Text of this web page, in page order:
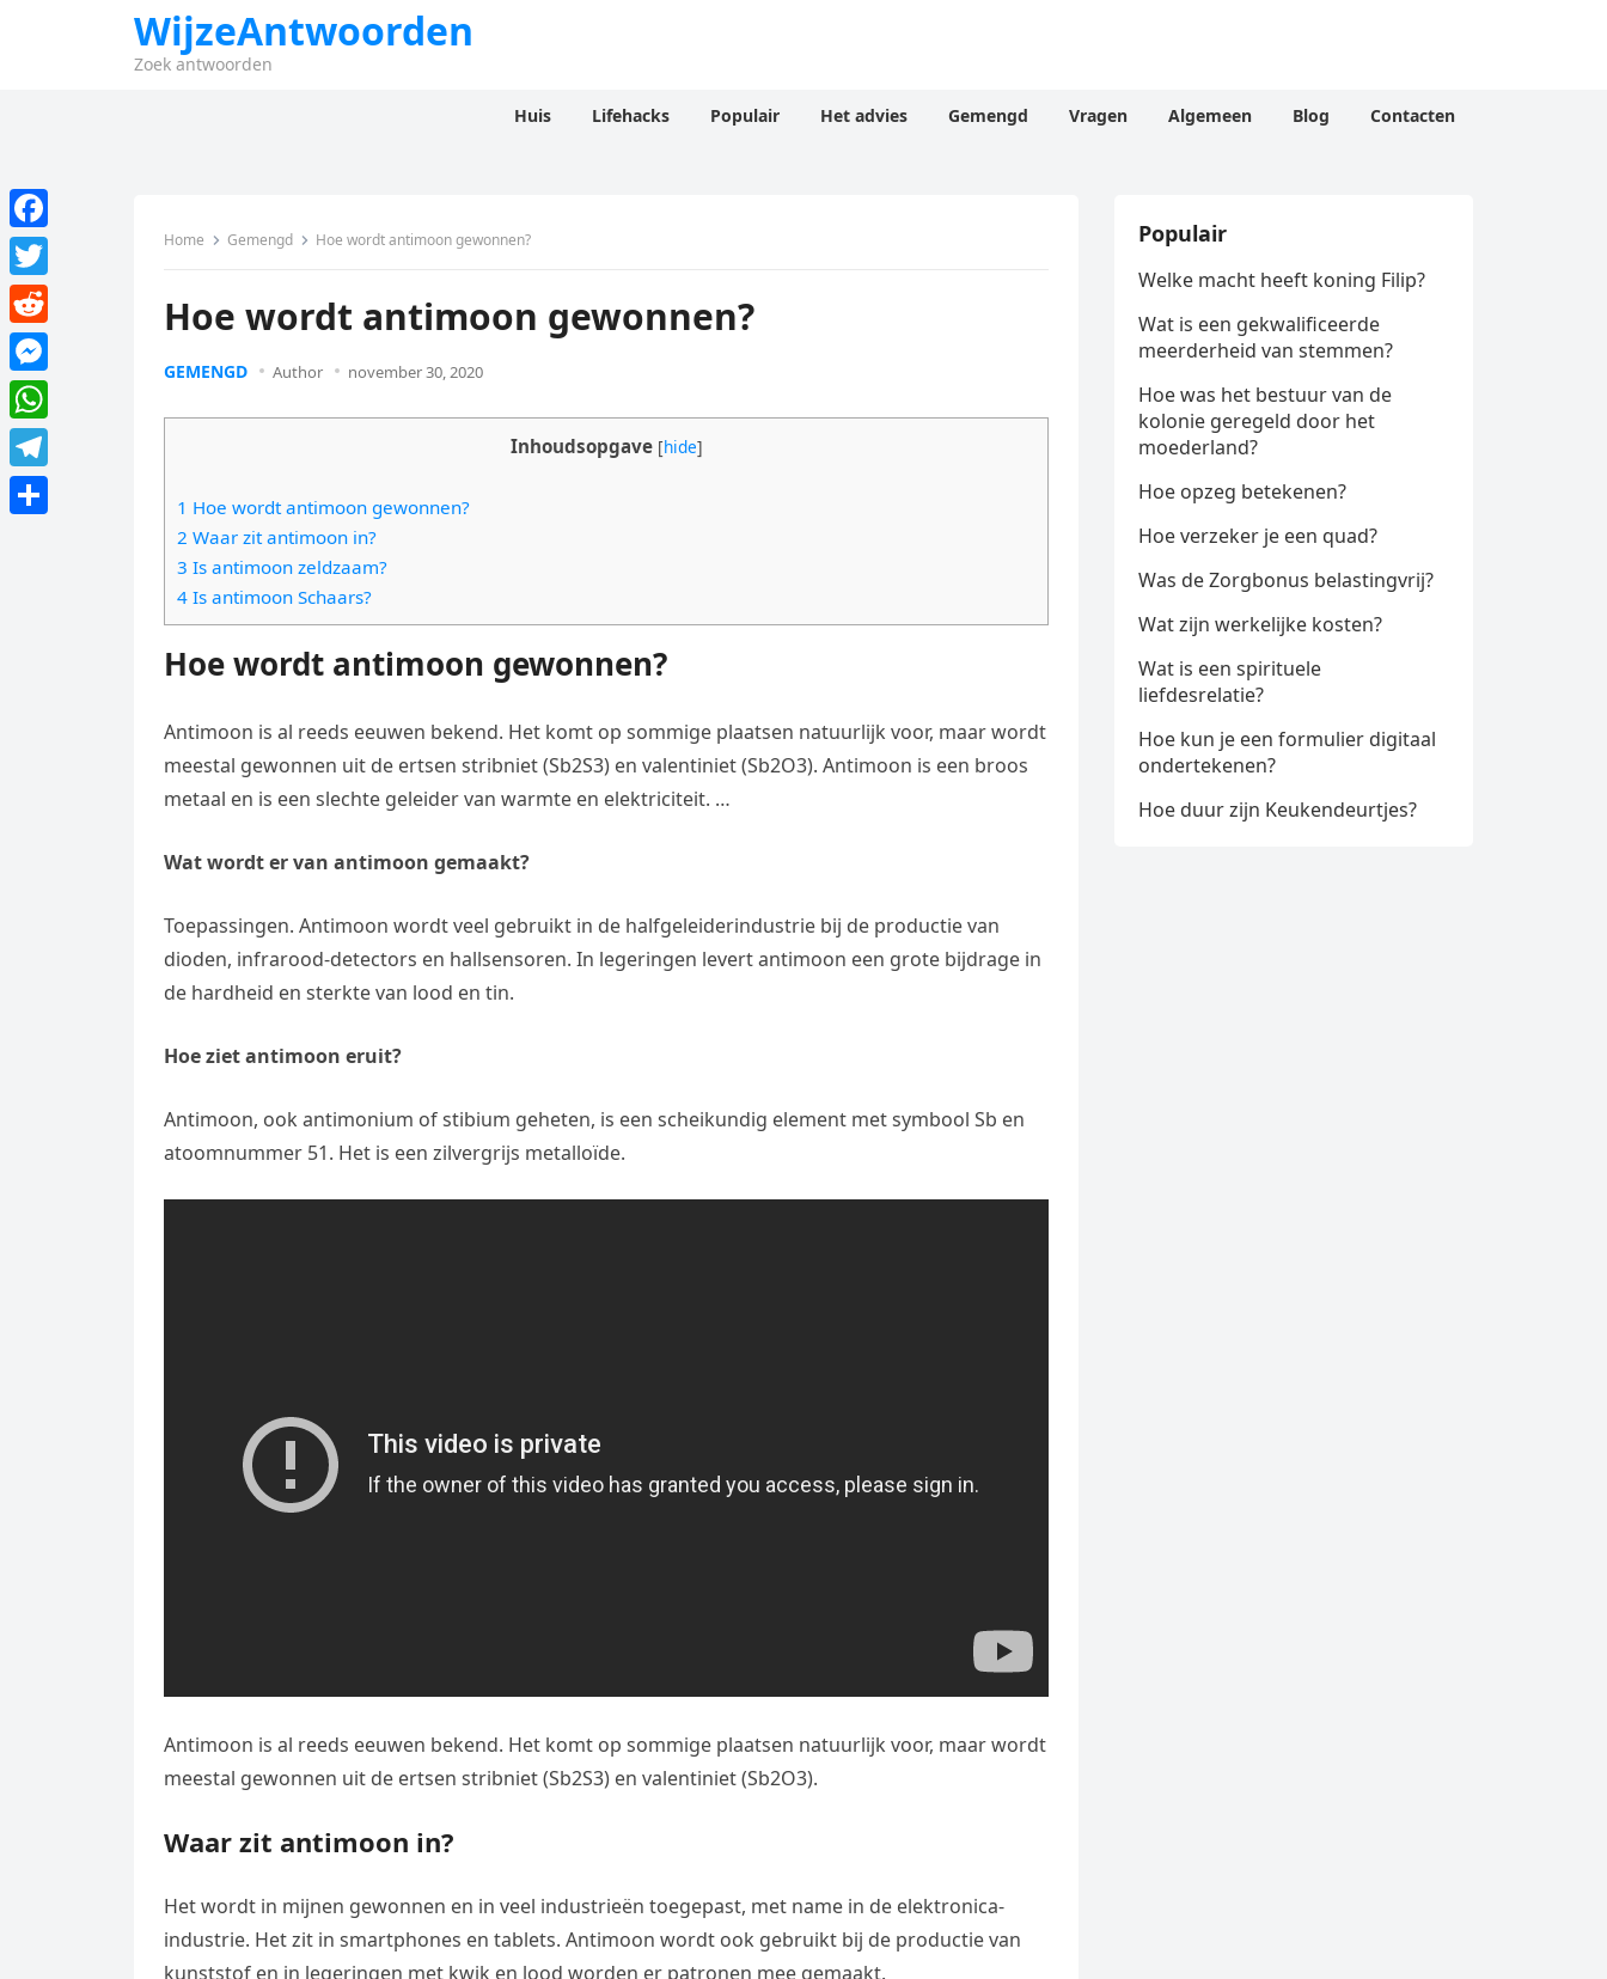
WijzeAntwoorden
Zoek antwoorden
Huis Lifehacks Populair Het advies Gemengd Vragen Algemeen Blog Contacten
Home Gemengd Hoe wordt antimoon gewonnen?
Hoe wordt antimoon gewonnen?
GEMENGD Author november 30, 2020
Inhoudsopgave [hide]
1 Hoe wordt antimoon gewonnen?
2 Waar zit antimoon in?
3 Is antimoon zeldzaam?
4 Is antimoon Schaars?
Hoe wordt antimoon gewonnen?
Antimoon is al reeds eeuwen bekend. Het komt op sommige plaatsen natuurlijk voor, maar wordt
meestal gewonnen uit de ertsen stribniet (Sb2S3) en valentiniet (Sb2O3). Antimoon is een broos
metaal en is een slechte geleider van warmte en elektriciteit. …
Wat wordt er van antimoon gemaakt?
Toepassingen. Antimoon wordt veel gebruikt in de halfgeleiderindustrie bij de productie van
dioden, infrarood-detectors en hallsensoren. In legeringen levert antimoon een grote bijdrage in
de hardheid en sterkte van lood en tin.
Hoe ziet antimoon eruit?
Antimoon, ook antimonium of stibium geheten, is een scheikundig element met symbool Sb en
atoomnummer 51. Het is een zilvergrijs metalloïde.
Antimoon is al reeds eeuwen bekend. Het komt op sommige plaatsen natuurlijk voor, maar wordt
meestal gewonnen uit de ertsen stribniet (Sb2S3) en valentiniet (Sb2O3).
Waar zit antimoon in?
Het wordt in mijnen gewonnen en in veel industrieën toegepast, met name in de elektronica-
industrie. Het zit in smartphones en tablets. Antimoon wordt ook gebruikt bij de productie van
kunststof en in legeringen met kwik en lood worden er patronen mee gemaakt.
Populair
Welke macht heeft koning Filip?
Wat is een gekwalificeerde
meerderheid van stemmen?
Hoe was het bestuur van de
kolonie geregeld door het
moederland?
Hoe opzeg betekenen?
Hoe verzeker je een quad?
Was de Zorgbonus belastingvrij?
Wat zijn werkelijke kosten?
Wat is een spirituele
liefdesrelatie?
Hoe kun je een formulier digitaal
ondertekenen?
Hoe duur zijn Keukendeurtjes?
F
a
c
e
b
o
o
k
T
w
i
t
t
e
R
e
d
d
M
e
s
s
W
h
a
T